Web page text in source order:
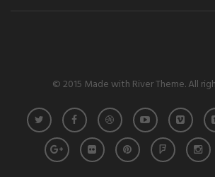
© 2015 Made with River Theme. All